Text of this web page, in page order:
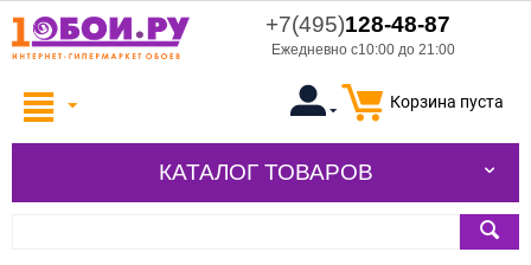
+7(495)128-48-87
Ежедневно с10:00 до 21:00
Корзина пуста
КАТАЛОГ ТОВАРОВ